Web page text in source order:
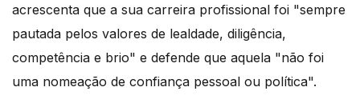
acrescenta que a sua carreira profissional foi "sempre
pautada pelos valores de lealdade, diligência,
competência e brio" e defende que aquela "não foi
uma nomeação de confiança pessoal ou política".